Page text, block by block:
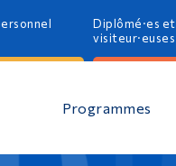
Diplômé·es et
visiteur·euses
Programmes